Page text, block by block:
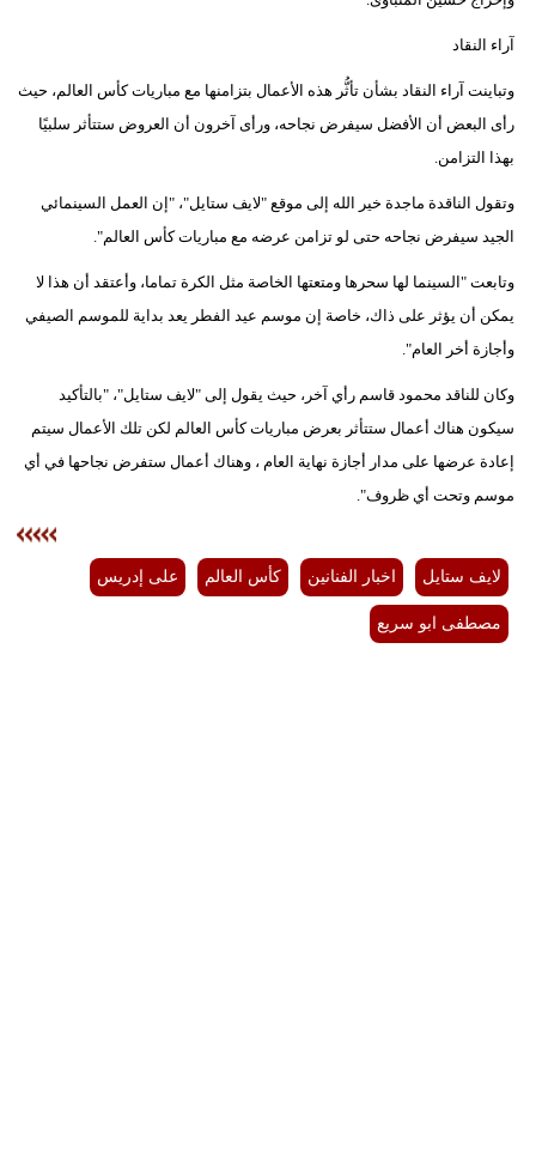
آراء النقاد
وتباينت آراء النقاد بشأن تأثُّر هذه الأعمال بتزامنها مع مباريات كأس العالم، حيث
رأى البعض أن الأفضل سيفرض نجاحه، ورأى آخرون أن العروض ستتأثر سلبيًا
بهذا التزامن.
وتقول الناقدة ماجدة خير الله إلى موقع "لايف ستايل"، "إن العمل السينمائي
الجيد سيفرض نجاحه حتى لو تزامن عرضه مع مباريات كأس العالم".
وتابعت "السينما لها سحرها ومتعتها الخاصة مثل الكرة تماما، وأعتقد أن هذا لا
يمكن أن يؤثر على ذاك، خاصة إن موسم عيد الفطر يعد بداية للموسم الصيفي
وأجازة أخر العام".
وكان للناقد محمود قاسم رأي آخر، حيث يقول إلى "لايف ستايل"، "بالتأكيد
سيكون هناك أعمال ستتأثر بعرض مباريات كأس العالم لكن تلك الأعمال سيتم
إعادة عرضها على مدار أجازة نهاية العام ، وهناك أعمال ستفرض نجاحها في أي
موسم وتحت أي ظروف".
لايف ستايل اخبار الفنانين كأس العالم على إدريس
مصطفى ابو سريع